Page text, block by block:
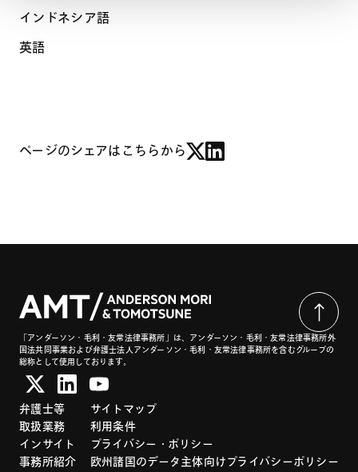
インドネシア語
英語
ページのシェアはこちらから
「アンダーソン・毛利・友常法律事務所」は、アンダーソン・毛利・友常法律事務所外
国法共同事業および弁護士法人アンダーソン・毛利・友常法律事務所を含むグループの
総称として使用しております。
弁護士等
取扱業務
インサイト
事務所紹介
サイトマップ
利用条件
プライバシー・ポリシー
欧州諸国のデータ主体向けプライバシーポリシー